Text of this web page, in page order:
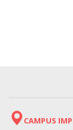
CAMPUS